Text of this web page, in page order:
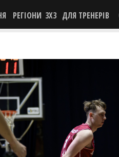
РЕГІОНИ 3X3 ДЛЯ ТРЕНЕРІВ